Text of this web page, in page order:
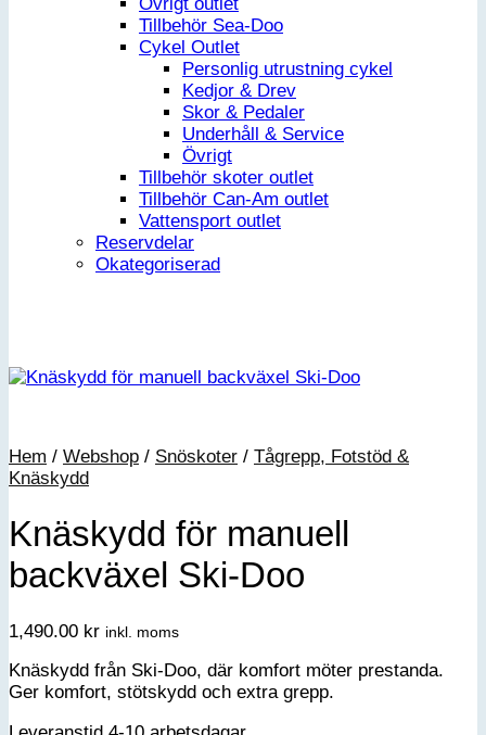
Övrigt outlet
Tillbehör Sea-Doo
Cykel Outlet
Personlig utrustning cykel
Kedjor & Drev
Skor & Pedaler
Underhåll & Service
Övrigt
Tillbehör skoter outlet
Tillbehör Can-Am outlet
Vattensport outlet
Reservdelar
Okategoriserad
Hem / Webshop / Snöskoter / Tågrepp, Fotstöd &
Knäskydd
Knäskydd för manuell
backväxel Ski-Doo
1,490.00 kr inkl. moms
Knäskydd från Ski-Doo, där komfort möter prestanda.
Ger komfort, stötskydd och extra grepp.